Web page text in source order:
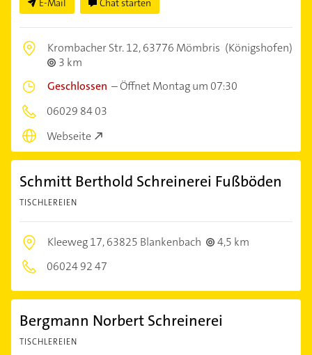
E-Mail Chat starten
Krombacher Str. 12,63776 Mömbris (Königshofen)
3 km
Geschlossen –Öffnet Montag um 07:30
06029 84 03
Webseite
Schmitt Berthold Schreinerei Fußböden
TISCHLEREIEN
Kleeweg 17,63825 Blankenbach
4,5 km
06024 92 47
Bergmann Norbert Schreinerei
TISCHLEREIEN